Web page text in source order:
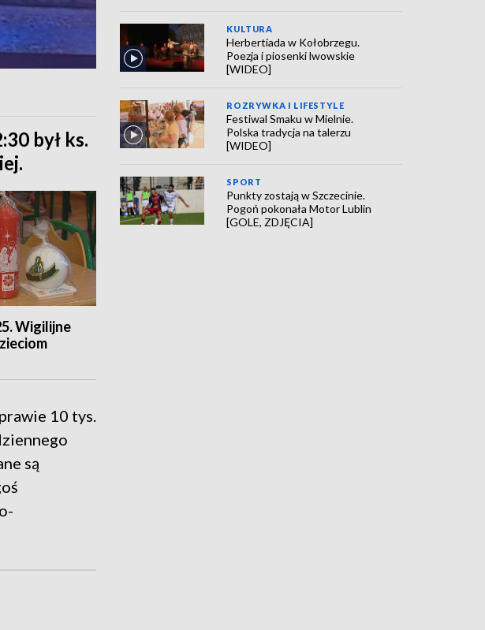
był ks.
Wigilijne
10 tys.
są
KULTURA
Herbertiada w Kołobrzegu.
Poezja i piosenki lwowskie
[WIDEO]
ROZRYWKA I LIFESTYLE
Festiwal Smaku w Mielnie.
Polska tradycja na talerzu
[WIDEO]
SPORT
Punkty zostają w Szczecinie.
Pogoń pokonała Motor Lublin
[GOLE, ZDJĘCIA]